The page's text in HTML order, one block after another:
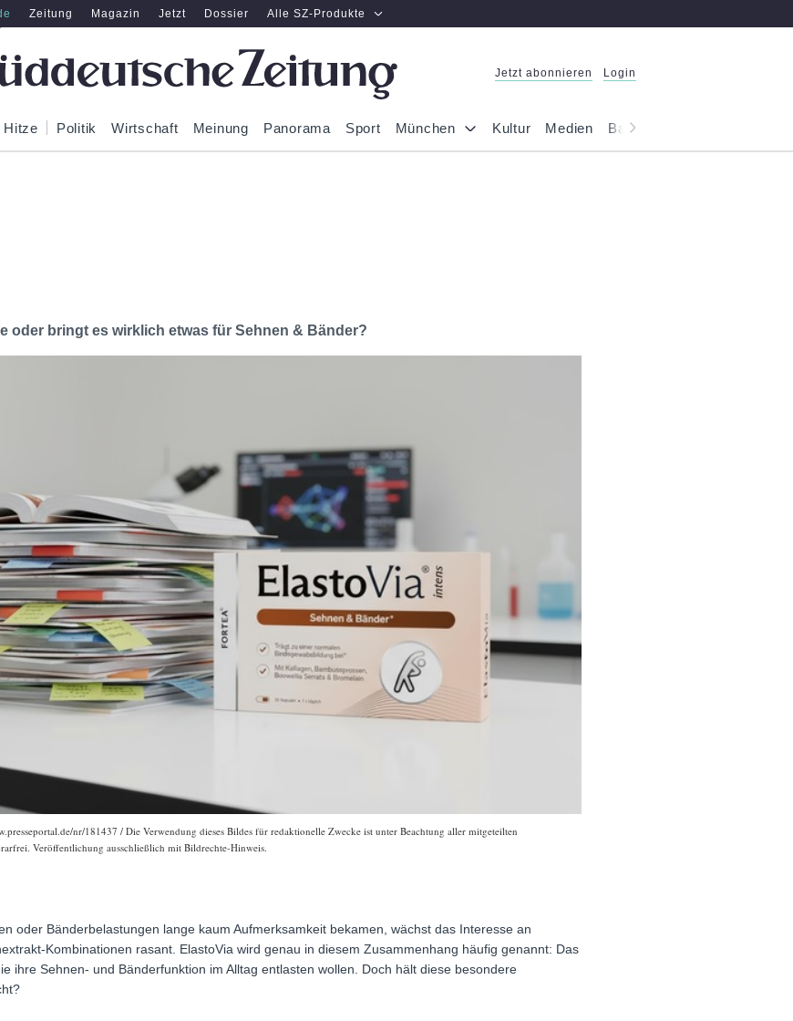
Zeitung Magazin Jetzt Dossier Alle SZ-Produkte
Jetzt abonnieren Login
Hitze Politik Wirtschaft Meinung Panorama Sport München Kultur Medien Bayern
oder bringt es wirklich etwas für Sehnen & Bänder?
nr/181437 / Die Verwendung dieses Bildes für redaktionelle Zwecke ist unter Beachtung aller mitgeteilten
Veröffentlichung ausschließlich mit Bildrechte-Hinweis.
oder Bänderbelastungen lange kaum Aufmerksamkeit bekamen, wächst das Interesse an
Kombinationen rasant. ElastoVia wird genau in diesem Zusammenhang häufig genannt: Das
ihre Sehnen- und Bänderfunktion im Alltag entlasten wollen. Doch hält diese besondere